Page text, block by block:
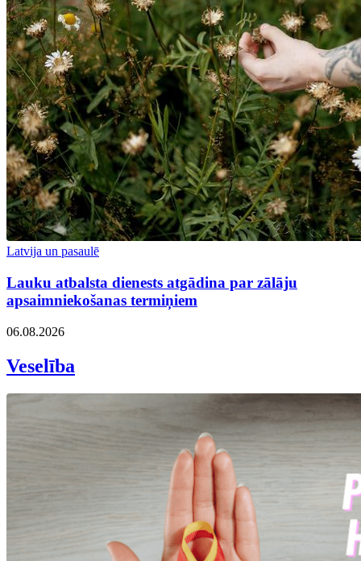
Latvija un pasaulē
Lauku atbalsta dienests atgādina par zālāju
apsaimniekošanas termiņiem
06.08.2026
Veselība